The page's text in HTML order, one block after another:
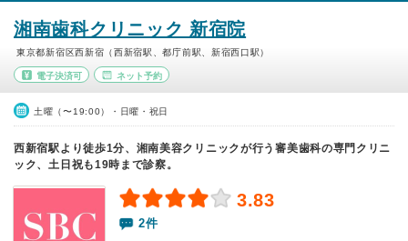
湘南歯科クリニック 新宿院
東京都新宿区西新宿（西新宿駅、都庁前駅、新宿西口駅）
電子決済可 ネット予約
土曜（〜19:00）・日曜・祝日
西新宿駅より徒歩1分、湘南美容クリニックが行う審美歯科の専門クリニ
ック、土日祝も19時まで診察。
3.83
2件